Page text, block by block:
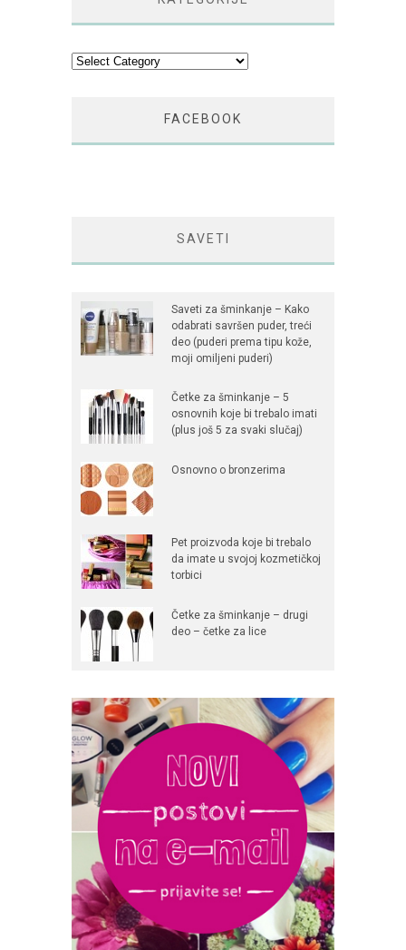
Kategorije
FACEBOOK
SAVETI
Saveti za šminkanje – Kako
odabrati savršen puder, treći
deo (puderi prema tipu kože,
moji omiljeni puderi)
Četke za šminkanje – 5
osnovnih koje bi trebalo imati
(plus još 5 za svaki slučaj)
Osnovno o bronzerima
Pet proizvoda koje bi trebalo
da imate u svojoj kozmetičkoj
torbici
Četke za šminkanje – drugi
deo – četke za lice